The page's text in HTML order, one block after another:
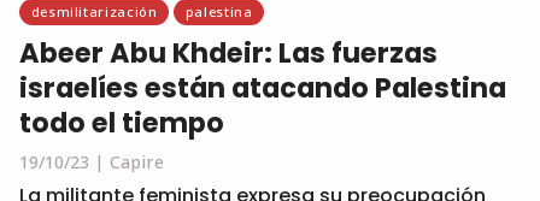
desmilitarización palestina
Abeer Abu Khdeir: Las fuerzas
israelíes están atacando Palestina
todo el tiempo
19/10/23 Capire
La militante feminista expresa su preocupación